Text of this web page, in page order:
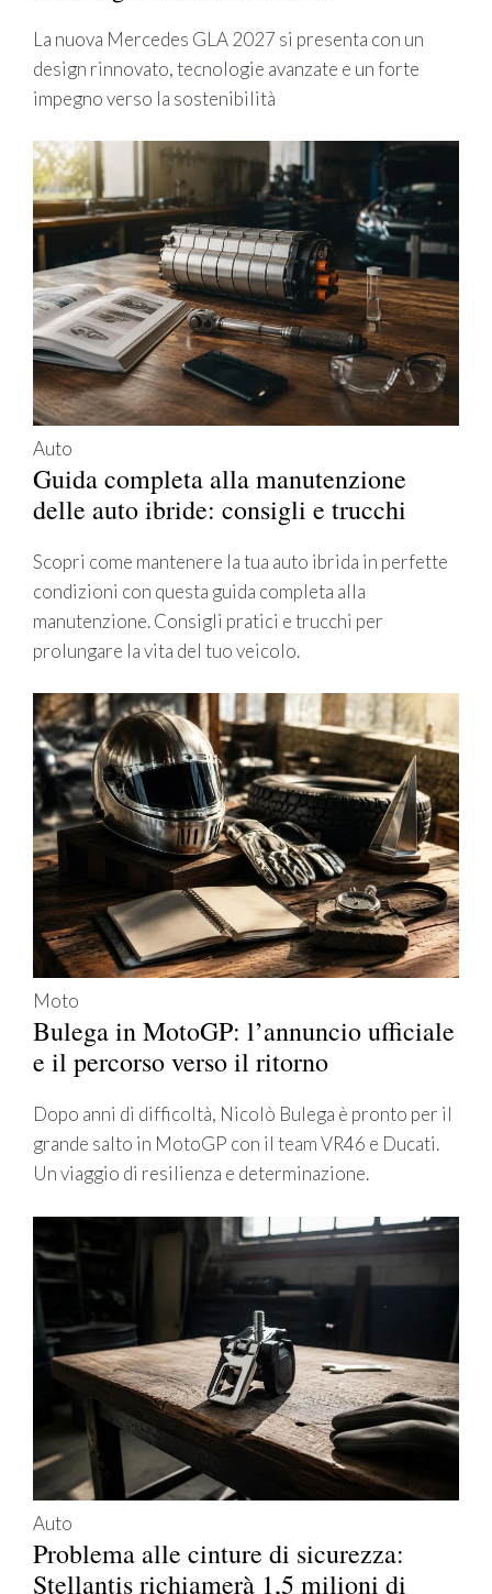
La nuova Mercedes GLA 2027 si presenta con un
design rinnovato, tecnologie avanzate e un forte
impegno verso la sostenibilità
Auto
Guida completa alla manutenzione
delle auto ibride: consigli e trucchi
Scopri come mantenere la tua auto ibrida in perfette
condizioni con questa guida completa alla
manutenzione. Consigli pratici e trucchi per
prolungare la vita del tuo veicolo.
Moto
Bulega in MotoGP: l’annuncio ufficiale
e il percorso verso il ritorno
Dopo anni di difficoltà, Nicolò Bulega è pronto per il
grande salto in MotoGP con il team VR46 e Ducati.
Un viaggio di resilienza e determinazione.
Auto
Problema alle cinture di sicurezza:
Stellantis richiamerà 1,5 milioni di